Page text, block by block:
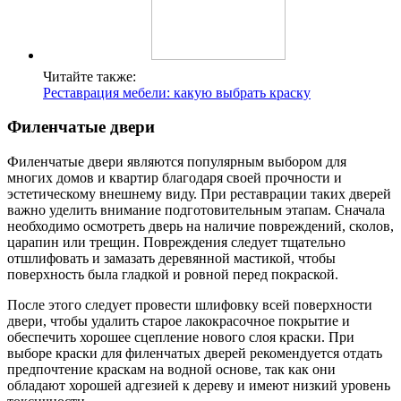
Читайте также:
Реставрация мебели: какую выбрать краску
Филенчатые двери
Филенчатые двери являются популярным выбором для
многих домов и квартир благодаря своей прочности и
эстетическому внешнему виду. При реставрации таких дверей
важно уделить внимание подготовительным этапам. Сначала
необходимо осмотреть дверь на наличие повреждений, сколов,
царапин или трещин. Повреждения следует тщательно
отшлифовать и замазать деревянной мастикой, чтобы
поверхность была гладкой и ровной перед покраской.
После этого следует провести шлифовку всей поверхности
двери, чтобы удалить старое лакокрасочное покрытие и
обеспечить хорошее сцепление нового слоя краски. При
выборе краски для филенчатых дверей рекомендуется отдать
предпочтение краскам на водной основе, так как они
обладают хорошей адгезией к дереву и имеют низкий уровень